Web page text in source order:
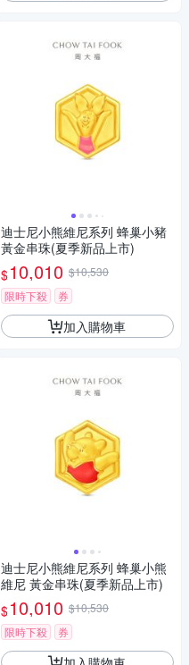
迪士尼小熊維尼系列 蜂巢小豬
黃金串珠(夏季新品上市)
$10,010 $10,530
限時下殺
券
加入購物車
迪士尼小熊維尼系列 蜂巢小熊
維尼 黃金串珠(夏季新品上市)
$10,010 $10,530
限時下殺
券